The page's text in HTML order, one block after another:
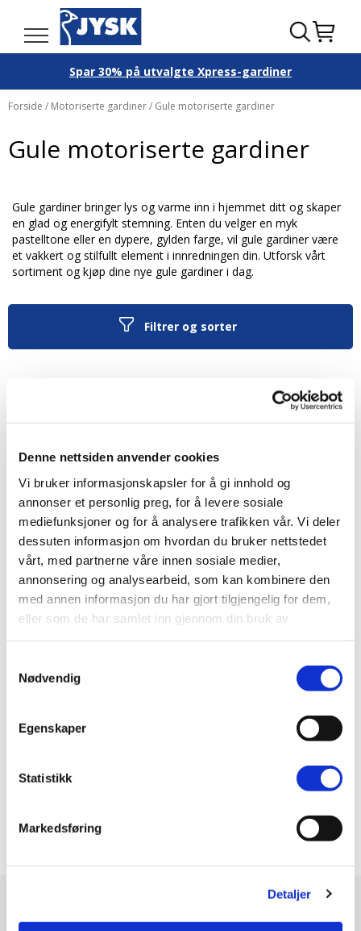
Denne nettsiden anvender cookies
Vi bruker informasjonskapsler for å gi innhold og
annonser et personlig preg, for å levere sosiale
mediefunksjoner og for å analysere trafikken vår. Vi deler
dessuten informasjon om hvordan du bruker nettstedet
vårt, med partnerne våre innen sosiale medier,
annonsering og analysearbeid, som kan kombinere den
med annen informasjon du har gjort tilgjengelig for dem,
eller som de har samlet inn gjennom din bruk av
Nødvendig
Egenskaper
Statistikk
Markedsføring
Detaljer
Spar 30% på utvalgte Xpress-gardiner
Forside / Motoriserte gardiner/ Gule motoriserte gardiner
Gule motoriserte gardiner
Gule gardiner bringer lys og varme inn i hjemmet ditt og skaper
en glad og energifylt stemning. Enten du velger en myk
pastelltone eller en dypere, gylden farge, vil gule gardiner være
et vakkert og stilfullt element i innredningen din. Utforsk vårt
sortiment og kjøp dine nye gule gardiner i dag.
Filtrer og sorter